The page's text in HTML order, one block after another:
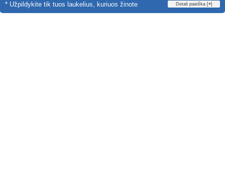
* Užpildykite tik tuos laukelius, kuriuos žinote Detali paieška [+]